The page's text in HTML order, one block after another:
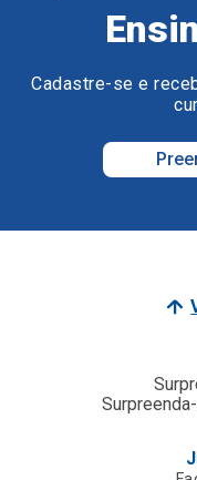
Cadastre-se e